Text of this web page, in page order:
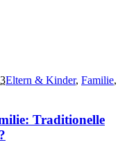
Eltern & Kinder, Familie,
Traditionelle